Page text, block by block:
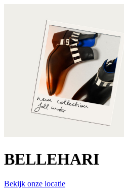
BELLEHARI
Bekijk onze locatie